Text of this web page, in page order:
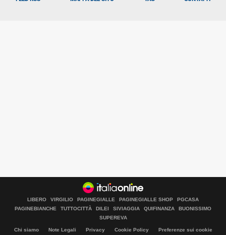
LIBERO VIRGILIO PAGINEGIALLE PAGINEGIALLE SHOP
PGCASA
PAGINEBIANCHE
TUTTOCITTÀ DILEI SIVIAGGIA QUIFINANZA
BUONISSIMO
SUPEREVA
Chi siamo Note Legali Privacy Cookie Policy Preferenze sui cookie